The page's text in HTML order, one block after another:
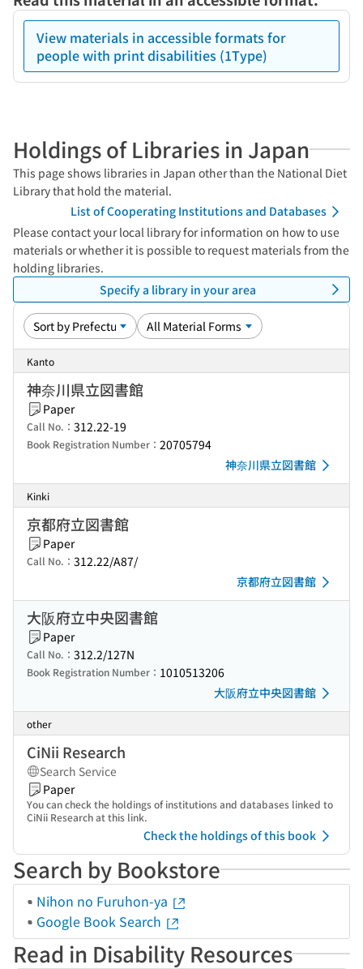
View materials in accessible formats for
people with print disabilities (1Type)
Holdings of Libraries in Japan
This page shows libraries in Japan other than the National Diet
Library that hold the material.
List of Cooperating Institutions and Databases
Please contact your local library for information on how to use
materials or whether it is possible to request materials from the
holding libraries.
Specify a library in your area
Kanto
神奈川県立図書館
Paper
Call No.： 312.22-19
Book Registration Number： 20705794
神奈川県立図書館
Kinki
京都府立図書館
Paper
Call No.： 312.22/A87/
京都府立図書館
大阪府立中央図書館
Paper
Call No.： 312.2/127N
Book Registration Number： 1010513206
大阪府立中央図書館
other
CiNii Research
Search Service
Paper
You can check the holdings of institutions and databases linked to
CiNii Research at this link.
Check the holdings of this book
Search by Bookstore
Nihon no Furuhon-ya
Google Book Search
Read in Disability Resources